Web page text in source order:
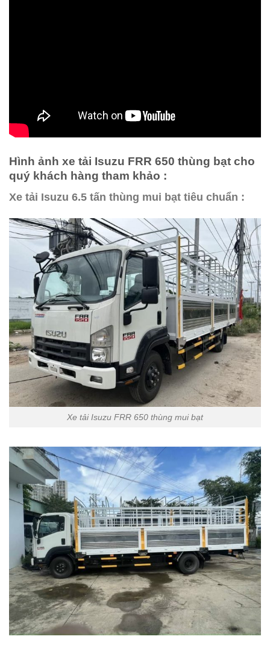
Hình ảnh xe tải Isuzu FRR 650 thùng bạt cho
quý khách hàng tham khảo :
Xe tải Isuzu 6.5 tấn thùng mui bạt tiêu chuẩn :
Xe tải Isuzu FRR 650 thùng mui bạt